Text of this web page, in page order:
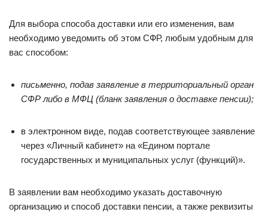
Для выбора способа доставки или его изменения, вам
необходимо уведомить об этом СФР, любым удобным для
вас способом:
письменно, подав заявление в территориальный орган
СФР либо в МФЦ (бланк заявления о доставке пенсии);
в электронном виде, подав соответствующее заявление
через «Личный кабинет» на «Едином портале
государственных и муниципальных услуг (функций)».
В заявлении вам необходимо указать доставочную
организацию и способ доставки пенсии, а также реквизиты